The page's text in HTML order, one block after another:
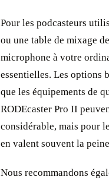
Pour les podcasteurs
ou une table de mixage
microphone à votre
essentielles. Les options
que les équipements de
RODEcaster Pro II
considérable, mais pour
en valent souvent la
Nous recommandons